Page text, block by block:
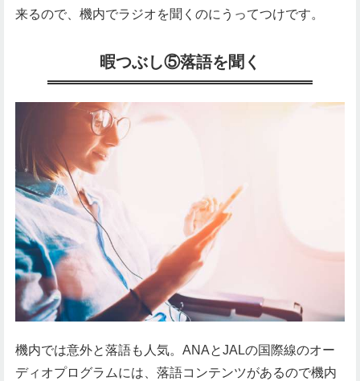
来るので、機内でラジオを聞くのにうってつけです。
暇つぶし⑤落語を聞く
機内では意外と落語も人気。ANAとJALの国際線のオー
ディオプログラムには、落語コンテンツがあるので機内